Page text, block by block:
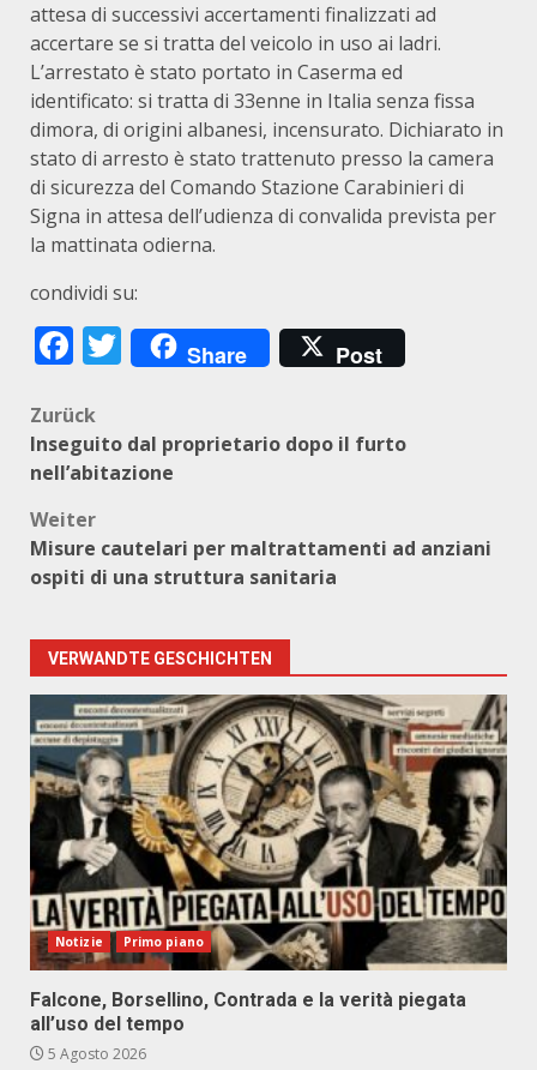
attesa di successivi accertamenti finalizzati ad
accertare se si tratta del veicolo in uso ai ladri.
L’arrestato è stato portato in Caserma ed
identificato: si tratta di 33enne in Italia senza fissa
dimora, di origini albanesi, incensurato. Dichiarato in
stato di arresto è stato trattenuto presso la camera
di sicurezza del Comando Stazione Carabinieri di
Signa in attesa dell’udienza di convalida prevista per
la mattinata odierna.
condividi su:
Facebook
Twitter
Share Post
Beitragsnavigation
Zurück
Inseguito dal proprietario dopo il furto
nell’abitazione
Weiter
Misure cautelari per maltrattamenti ad anziani
ospiti di una struttura sanitaria
VERWANDTE GESCHICHTEN
Notizie Primo piano
Falcone, Borsellino, Contrada e la verità piegata
all’uso del tempo
5 Agosto 2026